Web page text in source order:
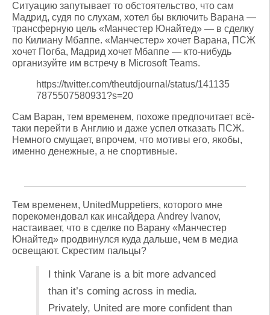
Ситуацию запутывает то обстоятельство, что сам
Мадрид, судя по слухам, хотел бы включить Варана —
трансферную цель «Манчестер Юнайтед» — в сделку
по Килиану Мбаппе. «Манчестер» хочет Варана, ПСЖ
хочет Погба, Мадрид хочет Мбаппе — кто-нибудь
организуйте им встречу в Microsoft Teams.
https://twitter.com/theutdjournal/status/141135
7875507580931?s=20
Сам Варан, тем временем, похоже предпочитает всё-
таки перейти в Англию и даже успел отказать ПСЖ.
Немного смущает, впрочем, что мотивы его, якобы,
именно денежные, а не спортивные.
Тем временем, UnitedMuppetiers, которого мне
порекомендовал как инсайдера Andrey Ivanov,
настаивает, что в сделке по Варану «Манчестер
Юнайтед» продвинулся куда дальше, чем в медиа
освещают. Скрестим пальцы?
I think Varane is a bit more advanced
than it’s coming across in media.
Privately, United are more confident than